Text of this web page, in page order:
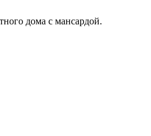
дома с мансардой.